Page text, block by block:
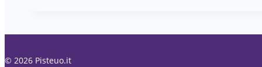
© 2026 Pisteuo.it